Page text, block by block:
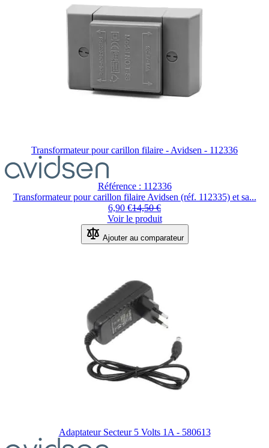
Transformateur pour carillon filaire - Avidsen - 112336
Référence : 112336
Transformateur pour carillon filaire Avidsen (réf. 112335) et sa...
6,90 €14,50 €
Voir le produit
Ajouter au comparateur
Adaptateur Secteur 5 Volts 1A - 580613